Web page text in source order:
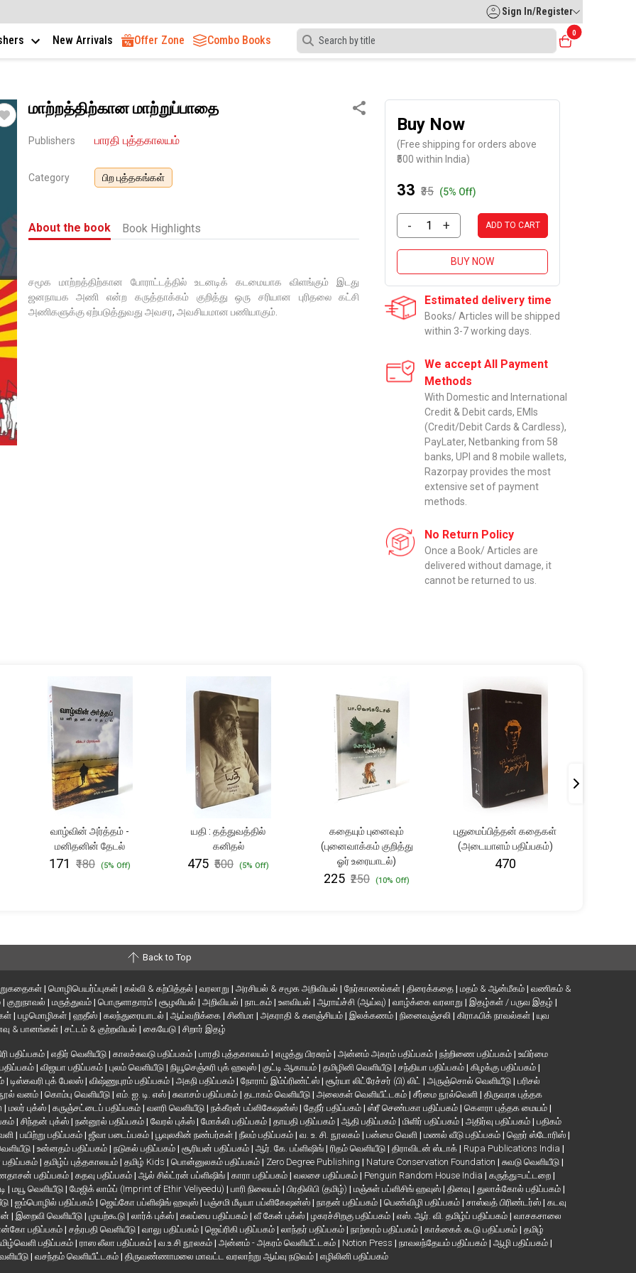
Sign In/Register
New Arrivals Offer Zone Combo Books
0
மாற்றத்திற்கான மாற்றுப்பாதை
Publishers பாரதி புத்தகாலயம்
Category பிற புத்தகங்கள்
About the book Book Highlights
சமூக மாற்றத்திற்கான போராட்டத்தில் உடனடிக் கடமையாக விளங்கும் இடது
ஜனநாயக அணி என்ற கருத்தாக்கம் குறித்து ஒரு சரியான புரிதலை கட்சி
அணிகளுக்கு ஏற்படுத்துவது அவசர, அவசியமான பணியாகும்.
Buy Now
(Free shipping for orders above
₹500 within India)
₹33 ₹35 (5% Off)
- + ADD TO CART
BUY NOW
Estimated delivery time
Books/ Articles will be shipped
within 3-7 working days.
We accept All Payment
Methods
With Domestic and International
Credit & Debit cards, EMIs
(Credit/Debit Cards & Cardless),
PayLater, Netbanking from 58
banks, UPI and 8 mobile wallets,
Razorpay provides the most
extensive set of payment
methods.
No Return Policy
Once a Book/ Articles are
delivered without damage, it
cannot be returned to us.
வாழ்வின் அர்த்தம் -
மனிதனின் தேடல்
₹171 ₹180 (5% Off)
யதி : தத்துவத்தில்
கனிதல்
₹475 ₹500 (5% Off)
கதையும் புனைவும்
(புனைவாக்கம் குறித்து
ஓர் உரையாடல்)
₹225 ₹250 (10% Off)
புதுமைப்பித்தன் கதைகள்
(அடையாளம் பதிப்பகம்)
₹470
Back to Top
| மொழிபெயர்ப்புகள் | கல்வி & கற்பித்தல் | வரலாறு | அரசியல் & சமூக அறிவியல் | நேர்காணல்கள் | திரைக்கதை | மதம் & ஆன்மீகம் | வணிகம் &
| குறுநாவல் | மருத்துவம் | பொருளாதாரம் | சூழலியல் | அறிவியல் | நாடகம் | உளவியல் | ஆராய்ச்சி (ஆய்வு) | வாழ்க்கை வரலாறு | இதழ்கள் / பருவ இதழ் |
| பழமொழிகள் | ஹதீஸ் | கலந்துரையாடல் | ஆய்வறிக்கை | சினிமா | அகராதி & களஞ்சியம் | இலக்கணம் | நினைவஞ்சலி | கிராஃபிக் நாவல்கள் | யுவ
& பானங்கள்| சட்டம் & குற்றவியல் | கையேடு | சிறார் இதழ்
பதிப்பகம்| எதிர் வெளியீடு | காலச்சுவடு பதிப்பகம் | பாரதி புத்தகாலயம் | எழுத்து பிரசுரம் | அன்னம் அகரம் பதிப்பகம் | நற்றிணை பதிப்பகம் | உயிர்மை
| விஜயா பதிப்பகம் | புலம் வெளியீடு | நியூசெஞ்சுரி புக் ஹவுஸ் | குட்டி ஆகாயம் | தமிழினி வெளியீடு | சந்தியா பதிப்பகம் | கிழக்கு பதிப்பகம் |
| டிஸ்கவரி புக் பேலஸ் | விஷ்ணுபுரம் பதிப்பகம் | அகநி பதிப்பகம் | நோராப் இம்ப்ரிண்ட்ஸ் | சூர்யா லிட்ரேச்சர் (பி) லிட் | அருஞ்சொல் வெளியீடு | பரிசல்
வனம் | கொம்பு வெளியீடு | எம். ஐ. டி. எஸ் | சுவாசம் பதிப்பகம் | தடாகம் வெளியீடு | அலைகள் வெளியீட்டகம் | சீர்மை நூல்வெளி | திருவரசு புத்தக
| மலர் புக்ஸ் | கருஞ்சட்டைப் பதிப்பகம் | வளரி வெளியீடு | நக்கீரன் பப்ளிகேஷன்ஸ் | தேநீர் பதிப்பகம் | ஸ்ரீ செண்பகா பதிப்பகம் | கௌரா புத்தக மையம் |
| சிந்தன் புக்ஸ் | நன்னூல் பதிப்பகம் | வேரல் புக்ஸ் | மோக்லி பதிப்பகம் | தாயதி பதிப்பகம் | ஆதி பதிப்பகம் | மிளிர் பதிப்பகம் | அதிர்வு பதிப்பகம் | பதிகம்
| பயிற்று பதிப்பகம் | ஜீவா படைப்பகம் | பூவுலகின் நண்பர்கள் | நீலம் பதிப்பகம் | வ. உ. சி. நூலகம் | பன்மை வெளி | மணல் வீடு பதிப்பகம் | ஹெர் ஸ்டோரிஸ் |
| உன்னதம் பதிப்பகம் | நடுகல் பதிப்பகம் | சூரியன் பதிப்பகம் | ஆர். கே. பப்ளிஷிங் | ரிதம் வெளியீடு | திராவிடன் ஸ்டாக் | Rupa Publications India |
பதிப்பகம் | தமிழ்ப் புத்தகாலயம் | தமிழ் Kids | பொன்னுலகம் பதிப்பகம் | Zero Degree Publishing | Nature Conservation Foundation | சுவடு வெளியீடு |
பதிப்பகம் | கதவு பதிப்பகம் | ஆல் சில்ட்ரன் பப்ளிஷிங் | காரா பதிப்பகம் | வலசை பதிப்பகம் | Penguin Random House India | கருத்து=பட்டறை |
| மயூ வெளியீடு | மேஜிக் லாம்ப் (Imprint of Ethir Veliyeedu) | பாரி நிலையம் | பிரதிலிபி (தமிழ்) | மஞ்சுள் பப்ளிசிங் ஹவுஸ் | தினவு | துலாக்கோல் பதிப்பகம் |
| ஐம்பொழில் பதிப்பகம் | ஜெய்கோ பப்ளிஷிங் ஹவுஸ் | பஞ்சமி மீடியா பப்ளிகேஷன்ஸ் | நாதன் பதிப்பகம் | பெண்விழி பதிப்பகம் | சாஸ்வத் பிரிண்டர்ஸ் | கடவு
| இறைவி வெளியீடு | முயற்கூடு | லார்க் புக்ஸ் | கலப்பை பதிப்பகம் | வீ கேன் புக்ஸ் | ழகரச்சிறகு பதிப்பகம் | எஸ். ஆர். வி. தமிழ்ப் பதிப்பகம் | வாசகசாலை
பதிப்பகம் | சத்ரபதி வெளியீடு | வாலு பதிப்பகம் | ஜெய்ரிகி பதிப்பகம் | லாந்தர் பதிப்பகம் | நாற்கரம் பதிப்பகம் | காக்கைக் கூடு பதிப்பகம் | தமிழ்
பதிப்பகம் | ராஸ லீலா பதிப்பகம் | வ.உ.சி நூலகம் | அன்னம் - அகரம் வெளியீட்டகம் | Notion Press | நாவலந்தேயம் பதிப்பகம் | ஆழி பதிப்பகம் |
| வசந்தம் வெளியீட்டகம் | திருவண்ணாமலை மாவட்ட வரலாற்று ஆய்வு நடுவம் | எழிலினி பதிப்பகம்